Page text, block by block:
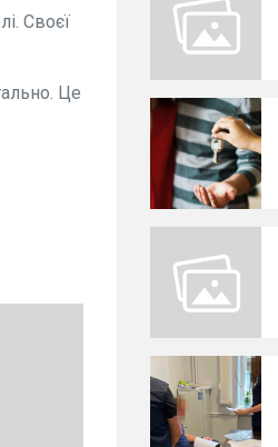
Своєї
Це